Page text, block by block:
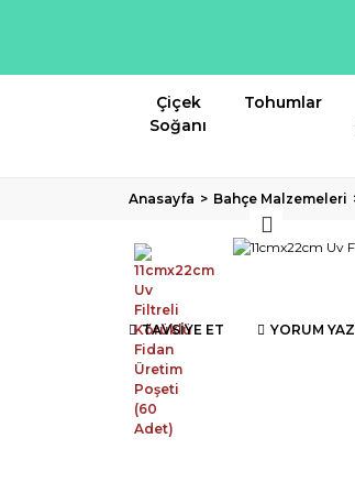
Çiçek
Soğanı
Tohumlar
Anasayfa Bahçe Malzemeleri
TAVSİYE ET YORUM YAZ